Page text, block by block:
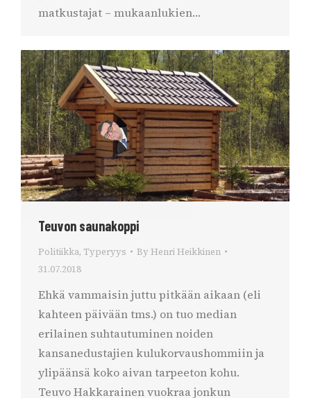
matkustajat – mukaanlukien…
Teuvon saunakoppi
Politiikka, Typeryys By Henri Heikkinen
31.07.2018
Ehkä vammaisin juttu pitkään aikaan (eli
kahteen päivään tms.) on tuo median
erilainen suhtautuminen noiden
kansanedustajien kulukorvaushommiin ja
ylipäänsä koko aivan tarpeeton kohu.
Teuvo Hakkarainen vuokraa jonkun